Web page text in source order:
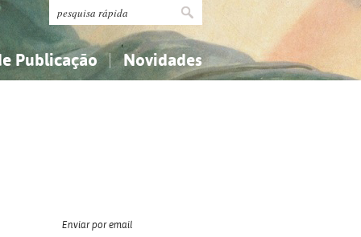
Publicação Novidades
Enviar por email